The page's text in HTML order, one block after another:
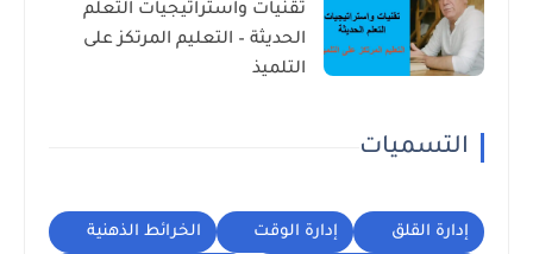
تقنيات واستراتيجيات التعلم
الحديثة – التعليم المرتكز على
التلميذ
التسميات
إدارة القلق إدارة الوقت الخرائط الذهنية